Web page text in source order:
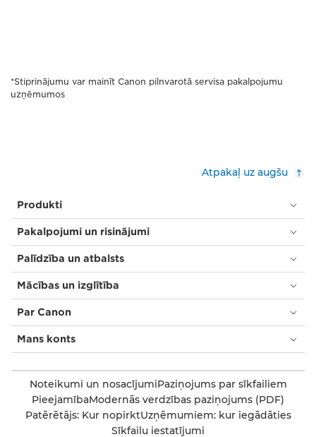
*Stiprinājumu var mainīt Canon pilnvarotā servisa pakalpojumu
uzņēmumos
Atpakaļ uz augšu
Produkti
Pakalpojumi un risinājumi
Palīdzība un atbalsts
Mācības un izglītība
Par Canon
Mans konts
Noteikumi un nosacījumiPaziņojums par sīkfailiem
PieejamībaModernās verdzības paziņojums (PDF)
Patērētājs: Kur nopirktUzņēmumiem: kur iegādāties
Sīkfailu iestatījumi